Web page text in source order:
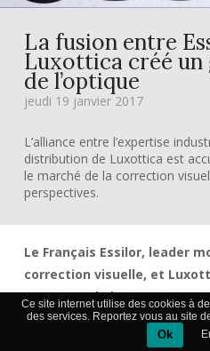
La fusion entre
Luxottica créé un
de l’optique
jeudi 19 janvier 2017
L’alliance entre l’expertise
distribution de Luxottica est
le marché de la correction
perspectives.
Le Français Essilor, leader
correction visuelle, et
montures de luxe, ont
dimanche 15 janvier.
devrait donner naissance à
Ce site internet utilise des cookies à
des services. Reportez vous au site
Ok